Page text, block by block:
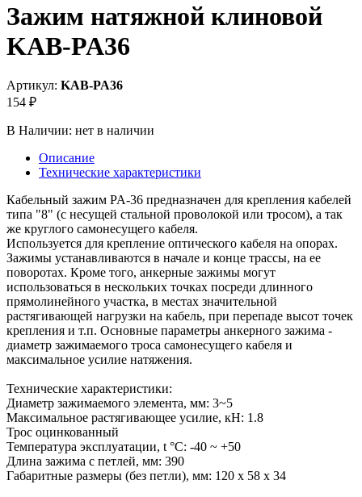
Зажим натяжной клиновой
KAB-PA36
Артикул: KAB-PA36
154 ₽
В Наличии: нет в наличии
Описание
Технические характеристики
Кабельный зажим PA-36 предназначен для крепления кабелей
типа "8" (с несущей стальной проволокой или тросом), а так
же круглого самонесущего кабеля.
Используется для крепление оптического кабеля на опорах.
Зажимы устанавливаются в начале и конце трассы, на ее
поворотах. Кроме того, анкерные зажимы могут
использоваться в нескольких точках посреди длинного
прямолинейного участка, в местах значительной
растягивающей нагрузки на кабель, при перепаде высот точек
крепления и т.п. Основные параметры анкерного зажима -
диаметр зажимаемого троса самонесущего кабеля и
максимальное усилие натяжения.
Технические характеристики:
Диаметр зажимаемого элемента, мм: 3~5
Максимальное растягивающее усилие, кН: 1.8
Трос оцинкованный
Температура эксплуатации, t °С: -40 ~ +50
Длина зажима с петлей, мм: 390
Габаритные размеры (без петли), мм: 120 х 58 х 34